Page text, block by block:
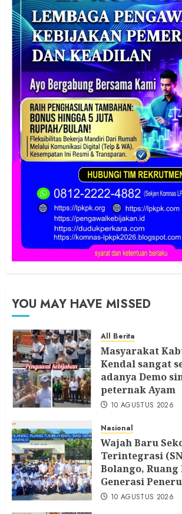
YOU MAY HAVE MISSED
All Berita
Masyarakat
Kendal sangat
adanya Demo
peternak Ayam
10 AGUSTUS 2026
Nasional
Wajah Baru
Terintegrasi
Bolango,
Generasi
10 AGUSTUS 2026